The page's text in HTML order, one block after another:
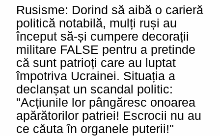
Rusisme: Dorind să aibă o carieră
politică notabilă, mulți ruși au
început să-și cumpere decorații
militare FALSE pentru a pretinde
că sunt patrioți care au luptat
împotriva Ucrainei. Situația a
declanșat un scandal politic:
"Acțiunile lor pângăresc onoarea
apărătorilor patriei! Escrocii nu au
ce căuta în organele puterii!"